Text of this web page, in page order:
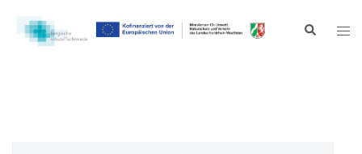
Inhalt
springen
Suche